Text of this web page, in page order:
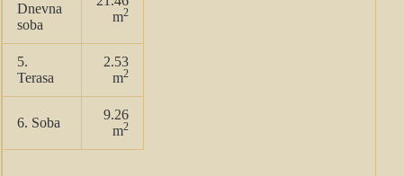
Dnevna
soba
m2
5.
Terasa
2.53
m2
6. Soba
9.26
m2